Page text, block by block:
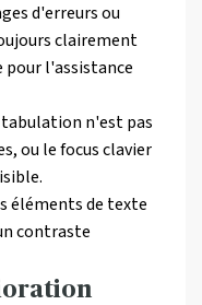
d'erreurs ou
clairement
pour l'assistance
tabulation n'est pas
ou le focus clavier
éléments de texte
contraste